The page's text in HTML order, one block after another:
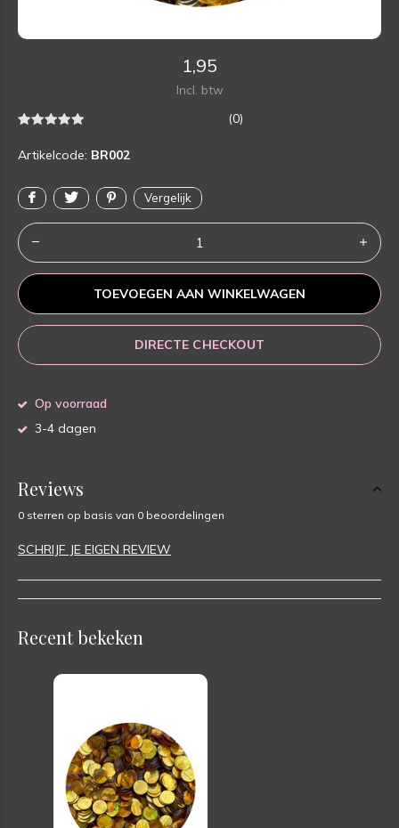
1,95
Incl. btw
(0)
Artikelcode: BR002
Vergelijk
TOEVOEGEN AAN WINKELWAGEN
DIRECTE CHECKOUT
Op voorraad
3-4 dagen
Reviews
0 sterren op basis van 0 beoordelingen
SCHRIJF JE EIGEN REVIEW
Recent bekeken